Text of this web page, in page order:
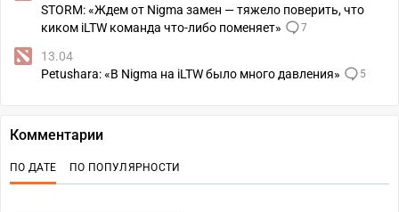
STORM: «Ждем от Nigma замен — тяжело поверить, что
киком iLTW команда что-либо поменяет»
7
13.04
Petushara: «В Nigma на iLTW было много давления»
5
Комментарии
ПО ДАТЕ ПО ПОПУЛЯРНОСТИ